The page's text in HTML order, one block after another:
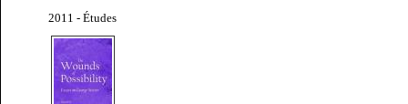
2011 - Études